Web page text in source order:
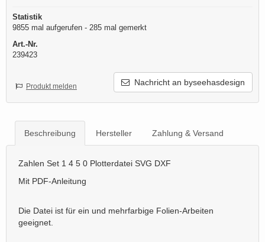
Statistik
9855 mal aufgerufen - 285 mal gemerkt
Art.-Nr.
239423
Nachricht an byseehasdesign
Produkt melden
Beschreibung Hersteller Zahlung & Versand
Zahlen Set 1 4 5 0 Plotterdatei SVG DXF
Mit PDF-Anleitung
Die Datei ist für ein und mehrfarbige Folien-Arbeiten
geeignet.